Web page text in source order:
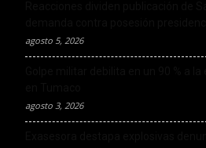
agosto 5, 2026
agosto 3, 2026